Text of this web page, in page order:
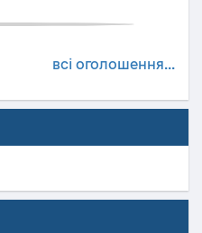
всі оголошення...